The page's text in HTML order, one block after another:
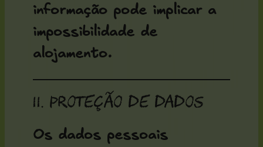
informação pode implicar a
impossibilidade de
alojamento.
11. Proteção de dados
Os dados pessoais